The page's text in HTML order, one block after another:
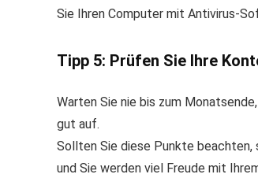
Sie Ihren Computer mit Antivirus-
Tipp 5: Prüfen Sie Ihre
Warten Sie nie bis zum
gut auf.
Sollten Sie diese Punkte beachten,
und Sie werden viel Freude mit